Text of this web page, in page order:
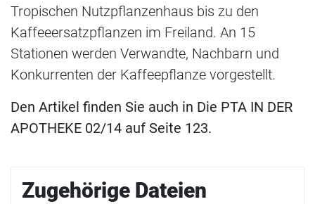
Tropischen Nutzpflanzenhaus bis zu den
Kaffeeersatzpflanzen im Freiland. An 15
Stationen werden Verwandte, Nachbarn und
Konkurrenten der Kaffeepflanze vorgestellt.
Den Artikel finden Sie auch in Die PTA IN DER
APOTHEKE 02/14 auf Seite 123.
Zugehörige Dateien